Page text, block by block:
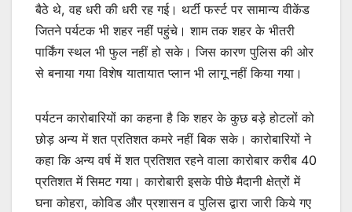
बैठे थे, वह धरी की धरी रह गई। थर्टी फर्स्ट पर सामान्य वीकेंड
जितने पर्यटक भी शहर नहीं पहुंचे। शाम तक शहर के भीतरी
पार्किंग स्थल भी फुल नहीं हो सके। जिस कारण पुलिस की ओर
से बनाया गया विशेष यातायात प्लान भी लागू नहीं किया गया।
पर्यटन कारोबारियों का कहना है कि शहर के कुछ बड़े होटलों को
छोड़ अन्य में शत प्रतिशत कमरे नहीं बिक सके। कारोबारियों ने
कहा कि अन्य वर्ष में शत प्रतिशत रहने वाला कारोबार करीब 40
प्रतिशत में सिमट गया। कारोबारी इसके पीछे मैदानी क्षेत्रों में
घना कोहरा, कोविड और प्रशासन व पुलिस द्वारा जारी किये गए